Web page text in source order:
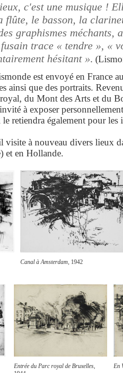
c'est une musique !
flûte, le basson, la
graphismes méchants,
trace « tendre », «
hésitant ».
est envoyé en France
ainsi que des portraits.
du Mont des Arts et du
à exposer
retiendra également pour les
visite à nouveau divers lieux
et en Hollande.
Canal à Amsterdam, 1942
Entrée du Parc royal de Bruxelles,
En